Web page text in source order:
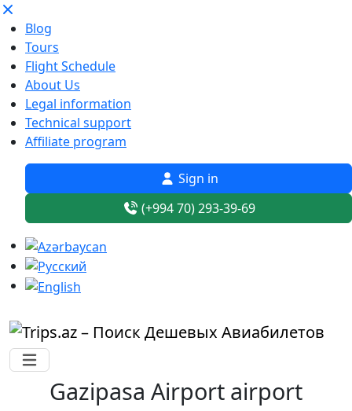
Blog
Tours
Flight Schedule
About Us
Legal information
Technical support
Affiliate program
Sign in
(+994 70) 293-39-69
Gazipasa Airport airport